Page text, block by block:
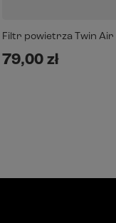
Filtr powietrza Twin Air
79,00 zł